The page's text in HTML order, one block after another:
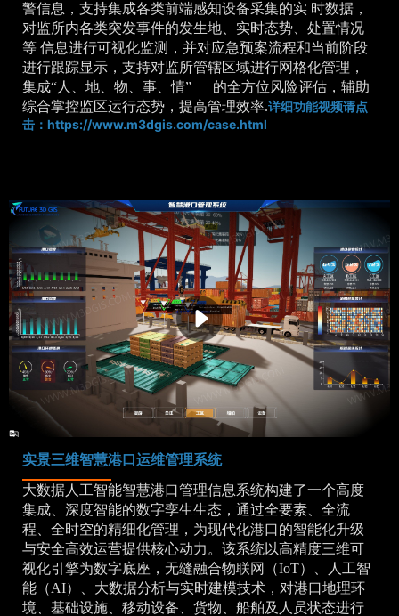
警信息，支持集成各类前端感知设备采集的实 时数据，
对监所内各类突发事件的发生地、实时态势、处置情况
等 信息进行可视化监测，并对应急预案流程和当前阶段
进行跟踪显示，支持对监所管辖区域进行网格化管理，
集成“人、地、物、事、情” 的全方位风险评估，辅助
综合掌控监区运行态势，提高管理效率.详细功能视频请点
击： https://www.m3dgis.com/case.html
实景三维智慧港口运维管理系统
大数据人工智能智慧港口管理信息系统构建了一个高度
集成、深度智能的数字孪生生态，通过全要素、全流
程、全时空的精细化管理，为现代化港口的智能化升级
与安全高效运营提供核心动力。该系统以高精度三维可
视化引擎为数字底座，无缝融合物联网（IoT）、人工智
能（AI）、大数据分析与实时建模技术，对港口地理环
境、基础设施、移动设备、货物、船舶及人员状态进行